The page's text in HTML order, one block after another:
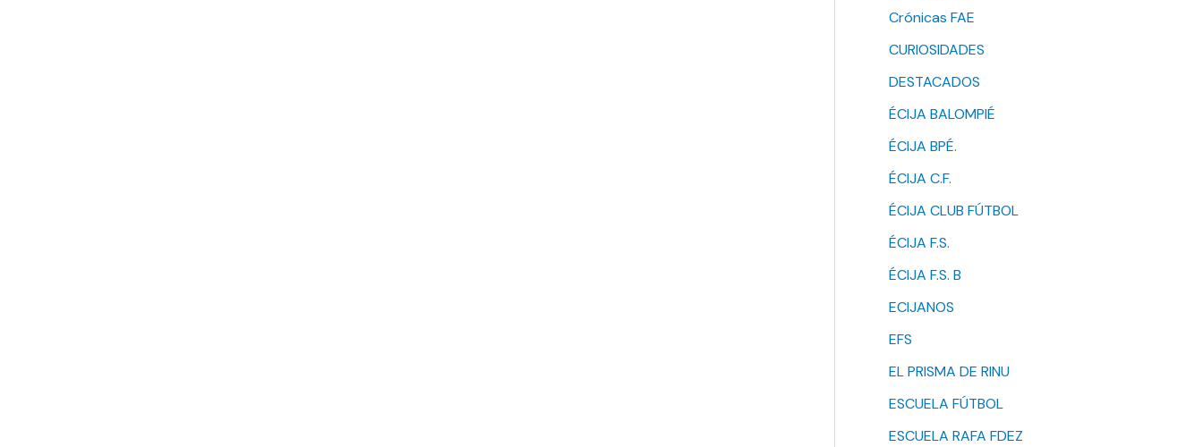
Crónicas FAE
CURIOSIDADES
DESTACADOS
ÉCIJA BALOMPIÉ
ÉCIJA BPÉ.
ÉCIJA C.F.
ÉCIJA CLUB FÚTBOL
ÉCIJA F.S.
ÉCIJA F.S. B
ECIJANOS
EFS
EL PRISMA DE RINU
ESCUELA FÚTBOL
ESCUELA RAFA FDEZ